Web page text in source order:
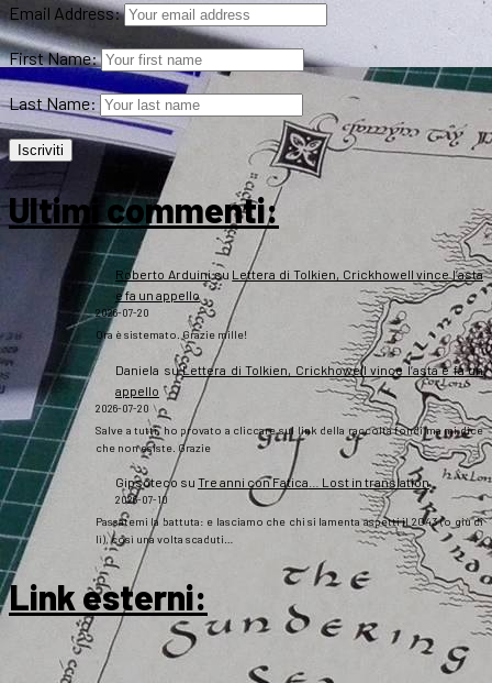
Email Address:
First Name:
Last Name:
Ultimi commenti:
Roberto Arduinisu Lettera di Tolkien, Crickhowell vince l’asta
e fa un appello
2026-07-20
Ora è sistemato. Grazie mille!
Daniela suLettera di Tolkien, Crickhowell vince l’asta e fa un
appello
2026-07-20
Salve a tutti, ho provato a cliccare sul link della raccolta fondi ma mi dice
che non esiste. Grazie
Gipsoteco su Tre anni con Fatica… Lost in translation
2026-07-10
Passatemi la battuta: e lasciamo che chi si lamenta aspetti il 2043 (o giù di
lì), così una volta scaduti…
Link esterni: